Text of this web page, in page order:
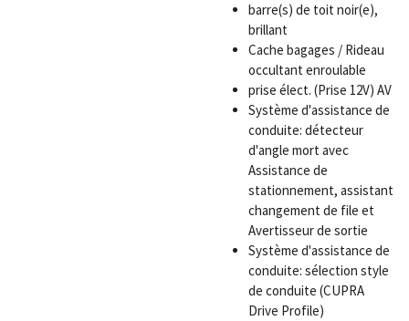
barre(s) de toit noir(e),
brillant
Cache bagages / Rideau
occultant enroulable
prise élect. (Prise 12V) AV
Système d'assistance de
conduite: détecteur
d'angle mort avec
Assistance de
stationnement, assistant
changement de file et
Avertisseur de sortie
Système d'assistance de
conduite: sélection style
de conduite (CUPRA
Drive Profile)